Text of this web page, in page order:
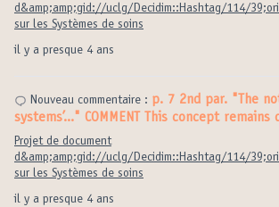
il y a presque 4 ans
d&amp;amp;gid://uclg/Decidim::Hashtag/114/
sur les Systèmes de soins
il y a presque 4 ans
Nouveau commentaire : p. 7 2nd par. "The
systems’..." COMMENT This concept
Projet de document
d&amp;amp;gid://uclg/Decidim::Hashtag/114/
sur les Systèmes de soins